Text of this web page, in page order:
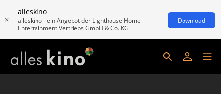
alleskino
alleskino - ein Angebot der Lighthouse Home
Entertainment Vertriebs GmbH & Co. KG
Download